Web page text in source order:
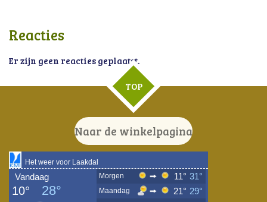
Reacties
Er zijn geen reacties geplaatst.
TOP
Naar de winkelpagina